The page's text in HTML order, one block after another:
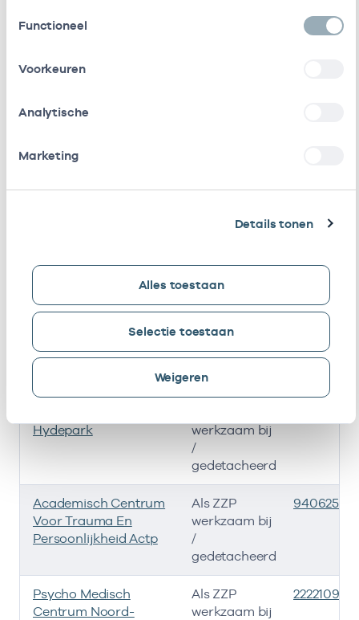
Functioneel
Voorkeuren
Analytische
Marketing
Details tonen
Alles toestaan
Selectie toestaan
Weigeren
Parnassia Groep B.v. 06290832
gedetacheerd
Als ZZP
/
gedetacheerd
22220475
Psychologenpraktijk
Bos En Lommer
werkzaam bij
/
gedetacheerd
94000554
Hydepark
werkzaam bij
/
gedetacheerd
Academisch Centrum
Voor Trauma En
Persoonlijkheid Actp
Als ZZP
werkzaam bij
/
gedetacheerd
94062581
Psycho Medisch
Centrum Noord-
Als ZZP
werkzaam bij
22221096